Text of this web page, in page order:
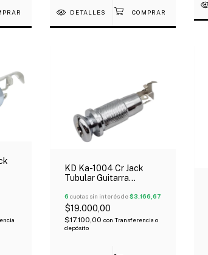
DETALLES
KD Ka-1004 Cr Jack
Tubular Guitarra
Cromado
6 cuotas sin interés de$3.166,67
$19.000,00
$17.100,00 con Transferencia o
depósito